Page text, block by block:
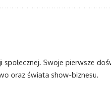
Swoje pierwsze
oraz świata show-biznesu.